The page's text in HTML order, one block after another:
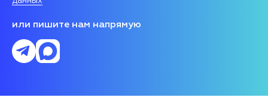
или пишите нам напрямую